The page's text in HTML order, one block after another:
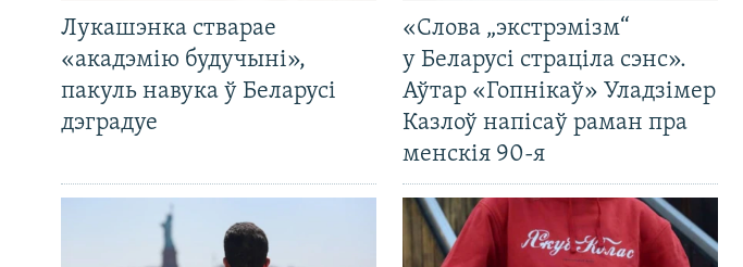
Лукашэнка стварае
«акадэмію будучыні»,
пакуль навука ў Беларусі
дэградуе
«Слова „экстрэмізм“
у Беларусі страціла сэнс».
Аўтар «Гопнікаў» Уладзімер
Казлоў напісаў раман пра
менскія 90-я